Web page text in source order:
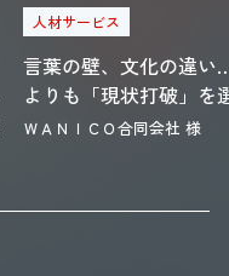
人材サービス
言葉の壁、文化の違い
よりも「現状打破」を
由。 リハビリ特化型
ＷＡＮＩＣＯ合同会社 様